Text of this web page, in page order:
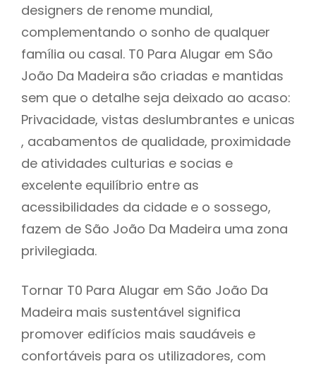
designers de renome mundial,
complementando o sonho de qualquer
família ou casal. T0 Para Alugar em São
João Da Madeira são criadas e mantidas
sem que o detalhe seja deixado ao acaso:
Privacidade, vistas deslumbrantes e unicas
, acabamentos de qualidade, proximidade
de atividades culturias e socias e
excelente equilíbrio entre as
acessibilidades da cidade e o sossego,
fazem de São João Da Madeira uma zona
privilegiada.
Tornar T0 Para Alugar em São João Da
Madeira mais sustentável significa
promover edifícios mais saudáveis e
confortáveis para os utilizadores, com